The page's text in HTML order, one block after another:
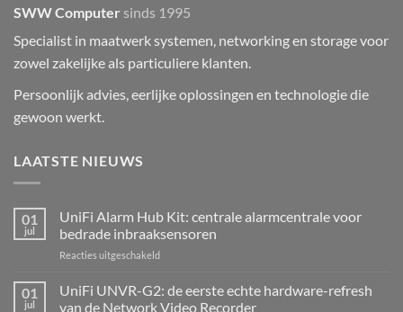
SWW Computer sinds 1995
Specialist in maatwerk systemen, networking en storage voor
zowel zakelijke als particuliere klanten.
Persoonlijk advies, eerlijke oplossingen en technologie die
gewoon werkt.
LAATSTE NIEUWS
01
jul
UniFi Alarm Hub Kit: centrale alarmcentrale voor
bedrade inbraaksensoren
Reacties uitgeschakeldvoor
Alarm
Hub
01
jul
UniFi UNVR-G2: de eerste echte hardware-refresh
van de Network Video Recorder